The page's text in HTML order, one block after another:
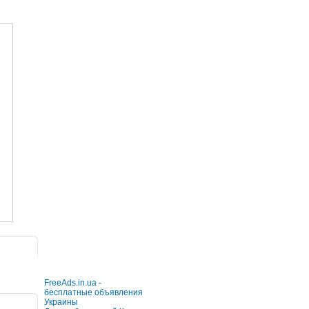
FreeAds.in.ua -
бесплатные объявления
Украины